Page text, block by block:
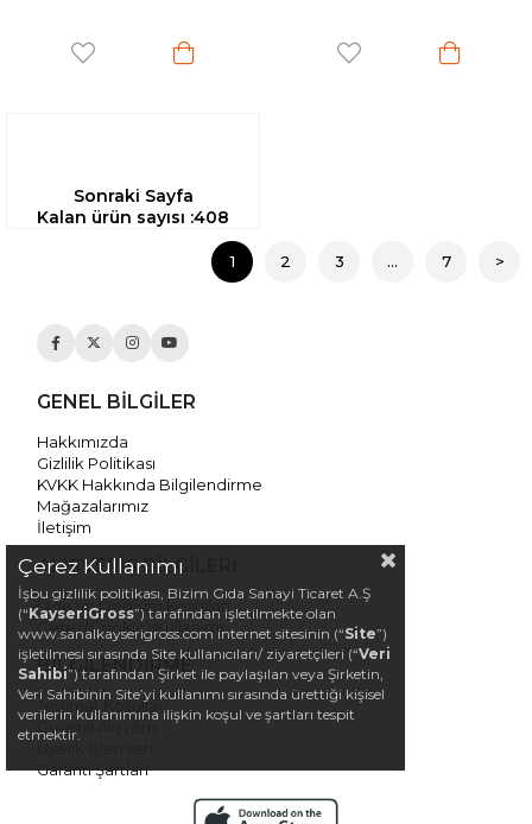
Sonraki Sayfa
Kalan ürün sayısı :408
1 2 3 ... 7 >
GENEL BİLGİLER
Hakkımızda
Gizlilik Politikası
KVKK Hakkında Bilgilendirme
Mağazalarımız
İletişim
ALIŞVERİŞ BİLGİLERİ
İade ve Değişim Koşulları
Çerez(Cookie) Kullanımı
BİLGİLENDİRME
Teslimat Koşulları
Güvenli Alışveriş
Garanti Şartları
Çerez Kullanımı
İşbu gizlilik politikası, Bizim Gıda Sanayi Ticaret A.Ş
(“KayseriGross”) tarafından işletilmekte olan
www.sanalkayserigross.com internet sitesinin (“Site”)
işletilmesi sırasında Site kullanıcıları/ ziyaretçileri (“Veri
Sahibi”) tarafından Şirket ile paylaşılan veya Şirketin,
Veri Sahibinin Site’yi kullanımı sırasında ürettiği kişisel
verilerin kullanımına ilişkin koşul ve şartları tespit
etmektir.